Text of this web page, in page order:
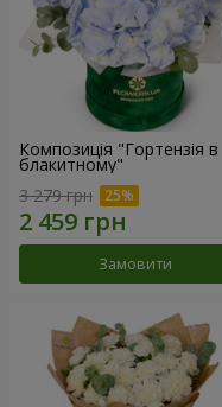
Композиція "Гортензія в
блакитному"
3 279 грн
Замовити